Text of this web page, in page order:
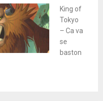
King of
Tokyo
– Ca va
se
baston